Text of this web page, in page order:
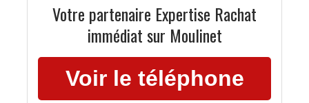
Votre partenaire Expertise Rachat
immédiat sur Moulinet